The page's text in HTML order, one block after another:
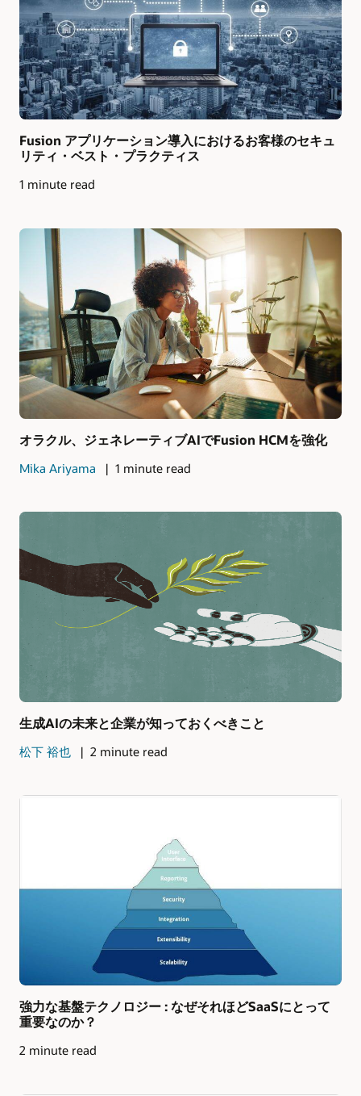
Fusion アプリケーション導入におけるお客様のセキュ
リティ・ベスト・プラクティス
1 minute read
オラクル、ジェネレーティブAIでFusion HCMを強化
Mika Ariyama 1 minute read
生成AIの未来と企業が知っておくべきこと
松下 裕也 2 minute read
強力な基盤テクノロジー : なぜそれほどSaaSにとって
重要なのか？
2 minute read